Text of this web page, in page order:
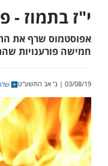
-
שרף את התורה -
שהתרחשו
שלח לחבר